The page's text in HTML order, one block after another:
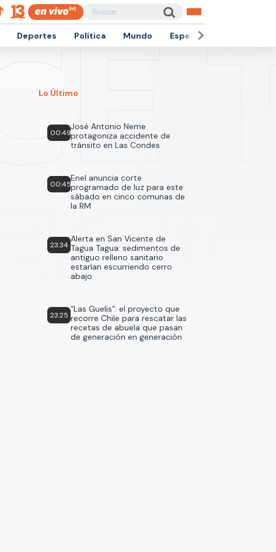
Deportes Política Mundo Espectáculos
Lo Último
00:49
José Antonio Neme
protagoniza accidente de
tránsito en Las Condes
00:45
Enel anuncia corte
programado de luz para este
sábado en cinco comunas de
la RM
23:34
Alerta en San Vicente de
Tagua Tagua: sedimentos de
antiguo relleno sanitario
estarían escurriendo cerro
abajo
23:25
“Las Guelis”: el proyecto que
recorre Chile para rescatar las
recetas de abuela que pasan
de generación en generación